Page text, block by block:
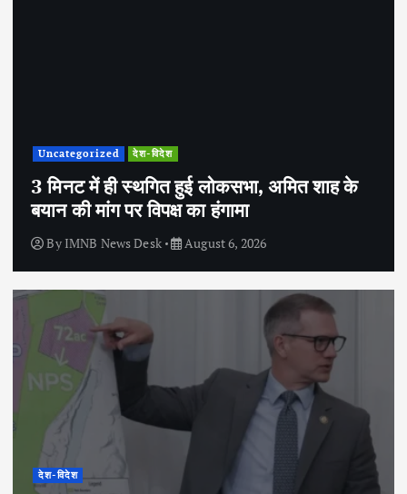
Uncategorized देश-विदेश
3 मिनट में ही स्थगित हुई लोकसभा, अमित शाह के
बयान की मांग पर विपक्ष का हंगामा
By IMNB News Desk August 6, 2026
देश-विदेश